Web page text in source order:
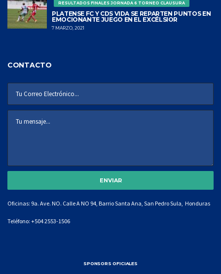
RESULTADOS FINALES JORNADA 6 TORNEO CLAUSURA
PLATENSE FC Y CDS VIDA SE REPARTEN PUNTOS EN
EMOCIONANTE JUEGO EN EL EXCÉLSIOR
7 MARZO, 2021
CONTACTO
Oficinas: 9a. Ave. NO. Calle A NO 94, Barrio Santa Ana, San Pedro Sula, Honduras
Teléfono: +504 2553-1506
SPONSORS OFICIALES